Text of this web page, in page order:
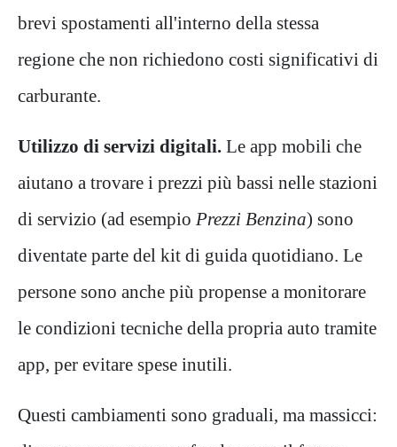
brevi spostamenti all'interno della stessa
regione che non richiedono costi significativi di
carburante.
Utilizzo di servizi digitali. Le app mobili che
aiutano a trovare i prezzi più bassi nelle stazioni
di servizio (ad esempio Prezzi Benzina) sono
diventate parte del kit di guida quotidiano. Le
persone sono anche più propense a monitorare
le condizioni tecniche della propria auto tramite
app, per evitare spese inutili.
Questi cambiamenti sono graduali, ma massicci: